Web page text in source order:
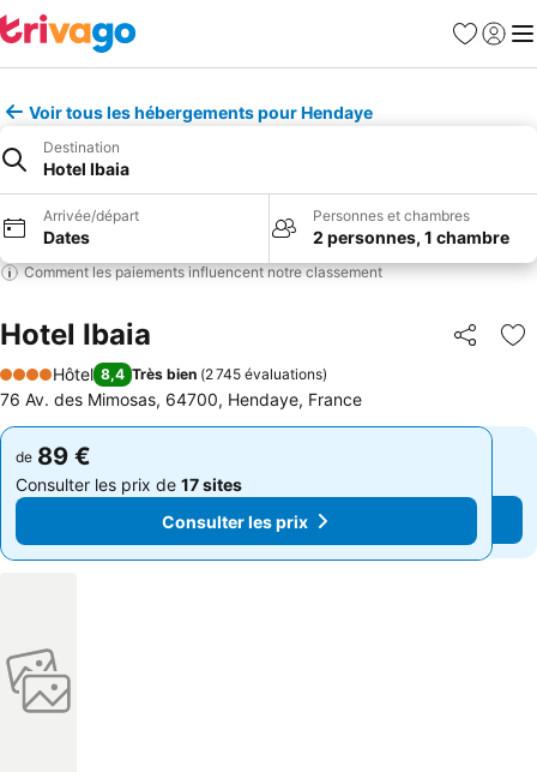
Favoris
Se
Voir tous les hébergements pour Hendaye
Destination
Hotel Ibaia
Arrivée/départ
Dates
Personnes et chambres
2 personnes, 1 chambre
Comment les paiements influencent notre classement
Hotel Ibaia Partager
4 Étoiles
Hôtel 8,4 Très bien (2 745 évaluations)
76 Av. des Mimosas, 64700, Hendaye, France
de 89 €
Consulter les prix de 17 sites
Consulter les prix
de 89 €
Consulter les prix de 17 sites
Consulter les prix